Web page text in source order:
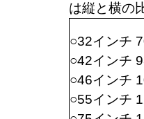
は縦と横の
○32インチ
○42インチ
○46インチ
○55インチ